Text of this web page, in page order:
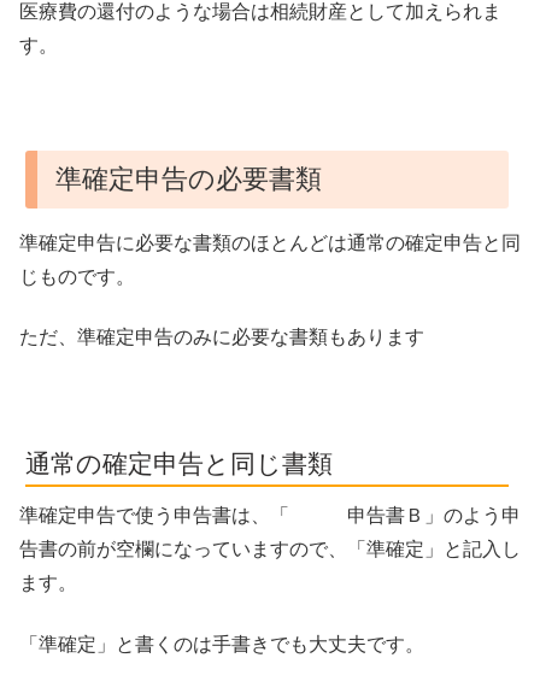
医療費の還付のような場合は相続財産として加えられま
す。
準確定申告の必要書類
準確定申告に必要な書類のほとんどは通常の確定申告と同
じものです。
ただ、準確定申告のみに必要な書類もあります
通常の確定申告と同じ書類
準確定申告で使う申告書は、「 申告書Ｂ」のよう申
告書の前が空欄になっていますので、「準確定」と記入し
ます。
「準確定」と書くのは手書きでも大丈夫です。